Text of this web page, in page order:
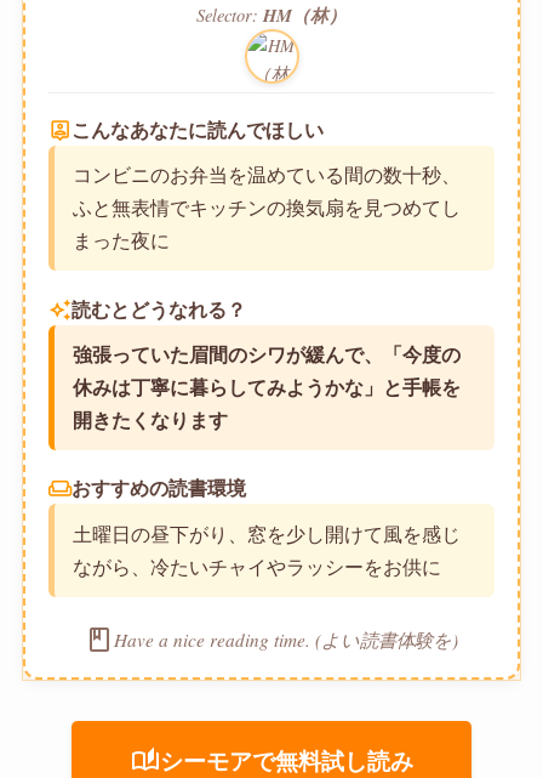
Selector: HM（林）
person_pin こんなあなたに読んでほしい
コンビニのお弁当を温めている間の数十秒、
ふと無表情でキッチンの換気扇を見つめてし
まった夜に
auto_awesome読むとどうなれる？
強張っていた眉間のシワが緩んで、「今度の
休みは丁寧に暮らしてみようかな」と手帳を
開きたくなります
weekendおすすめの読書環境
土曜日の昼下がり、窓を少し開けて風を感じ
ながら、冷たいチャイやラッシーをお供に
book Have a nice reading time. (よい読書体験を)
auto_storiesシーモアで無料試し読み